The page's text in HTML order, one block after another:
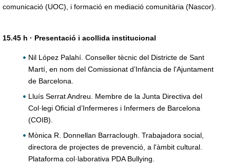
comunicació (UOC), i formació en mediació comunitària (Nascor).
15.45 h · Presentació i acollida institucional
Nil López Palahí. Conseller tècnic del Districte de Sant
Martí, en nom del Comissionat d’Infància de l'Ajuntament
de Barcelona.
Lluís Serrat Andreu. Membre de la Junta Directiva del
Col·legi Oficial d’Infermeres i Infermers de Barcelona
(COIB).
Mònica R. Donnellan Barraclough. Trabajadora social,
directora de projectes de prevenció, a l'àmbit cultural.
Plataforma col·laborativa PDA Bullying.